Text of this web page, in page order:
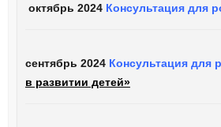
октябрь 2024 Консультация для
сентябрь 2024 Консультация для
в развитии детей»